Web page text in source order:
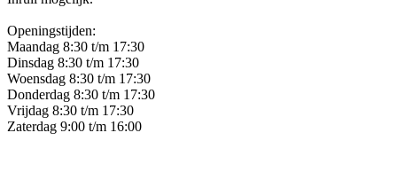
Openingstijden:
Maandag 8:30 t/m 17:30
Dinsdag 8:30 t/m 17:30
Woensdag 8:30 t/m 17:30
Donderdag 8:30 t/m 17:30
Vrijdag 8:30 t/m 17:30
Zaterdag 9:00 t/m 16:00